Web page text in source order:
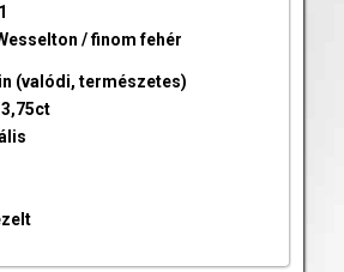
/ finom fehér
(valódi, természetes)